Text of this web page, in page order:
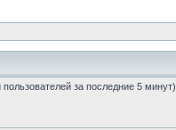
пользователей за последние 5 минут)